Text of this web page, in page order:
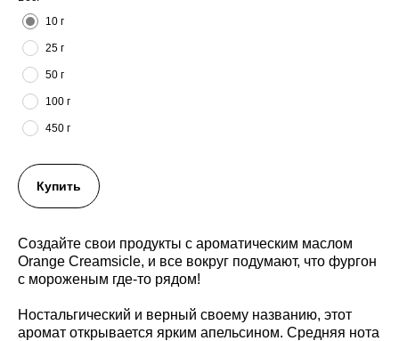
10 г
25 г
50 г
100 г
450 г
Купить
Создайте свои продукты с ароматическим маслом
Orange Creamsicle, и все вокруг подумают, что фургон
с мороженым где-то рядом!
Ностальгический и верный своему названию, этот
аромат открывается ярким апельсином. Средняя нота